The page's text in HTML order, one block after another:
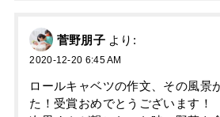
菅野朋子 より:
2020-12-20 6:45 AM
ロールキャベツの作文、その風景
た！受賞おめでとうございます！